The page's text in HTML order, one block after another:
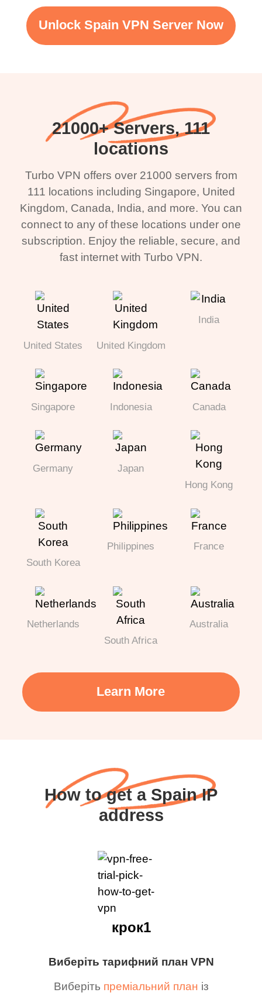
Unlock Spain VPN Server Now
21000+ Servers, 111
locations
Turbo VPN offers over 21000 servers from
111 locations including Singapore, United
Kingdom, Canada, India, and more. You can
connect to any of these locations under one
subscription. Enjoy the reliable, secure, and
fast internet with Turbo VPN.
United States United Kingdom
India
Singapore Indonesia Canada
Germany
Japan
Hong Kong
South Korea
Philippines France
Netherlands
South Africa
Australia
Learn More
How to get a Spain IP
address
Виберіть тарифний план VPN
Виберіть преміальний план із
крок1